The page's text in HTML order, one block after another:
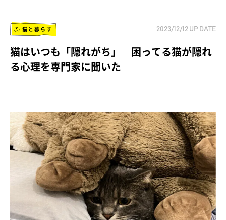
猫と暮らす 2023/12/12 UP DATE
猫はいつも「隠れがち」 困ってる猫が隠れ
る心理を専門家に聞いた